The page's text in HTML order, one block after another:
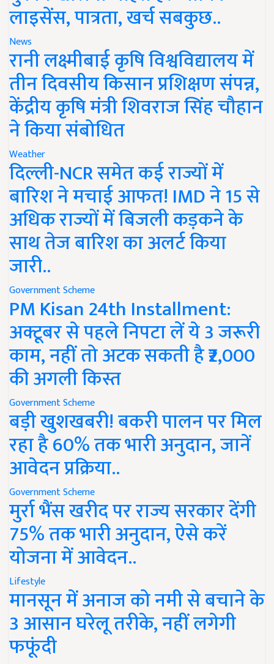
लाइसेंस, पात्रता, खर्च सबकुछ..
News
रानी लक्ष्मीबाई कृषि विश्वविद्यालय में
तीन दिवसीय किसान प्रशिक्षण संपन्न,
केंद्रीय कृषि मंत्री शिवराज सिंह चौहान
ने किया संबोधित
Weather
दिल्ली-NCR समेत कई राज्यों में
बारिश ने मचाई आफत! IMD ने 15 से
अधिक राज्यों में बिजली कड़कने के
साथ तेज बारिश का अलर्ट किया
जारी..
Government Scheme
PM Kisan 24th Installment:
अक्टूबर से पहले निपटा लें ये 3 जरूरी
काम, नहीं तो अटक सकती है ₹2,000
की अगली किस्त
Government Scheme
बड़ी खुशखबरी! बकरी पालन पर मिल
रहा है 60% तक भारी अनुदान, जानें
आवेदन प्रक्रिया..
Government Scheme
मुर्रा भैंस खरीद पर राज्य सरकार देंगी
75% तक भारी अनुदान, ऐसे करें
योजना में आवेदन..
Lifestyle
मानसून में अनाज को नमी से बचाने के
3 आसान घरेलू तरीके, नहीं लगेगी
फफूंदी